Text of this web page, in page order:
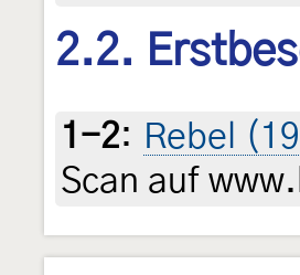
2.2.
1-2: Rebel
Scan auf